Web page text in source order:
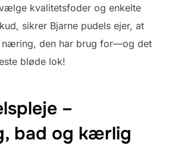
kvalitetsfoder og enkelte
sikrer Bjarne pudels ejer, at
næring, den har brug for—og det
bløde lok!
–
bad og kærlig